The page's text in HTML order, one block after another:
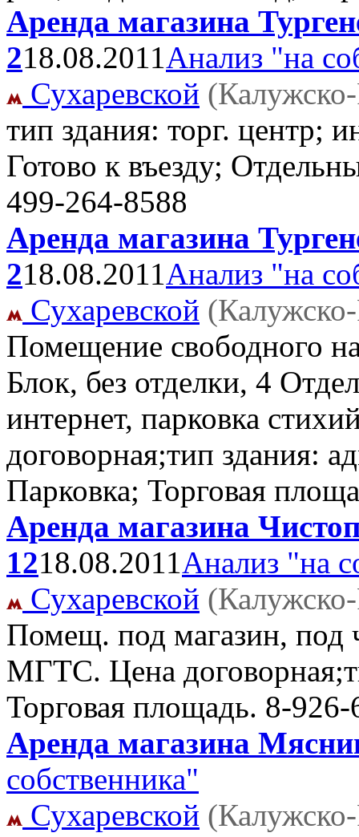
Аренда магазина
218.08.2011Анализ "на
Сухаревской
тип здания: торг. центр;
Готово к въезду;
499-264-8588
Аренда магазина
218.08.2011Анализ "на
Сухаревской
Помещение свободного
Блок, без отделки, 4
интернет, парковка
договорная;тип здания:
Парковка; Торговая
Аренда магазина
1218.08.2011Анализ "на
Сухаревской
Помещ. под магазин, под
МГТС. Цена
Торговая площадь. 8-926-
Аренда магазина
собственника"
Сухаревской